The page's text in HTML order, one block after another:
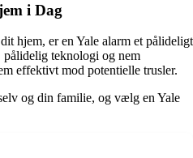
i Dag
hjem, er en Yale alarm et pålideligt
pålidelig teknologi og nem
effektivt mod potentielle trusler.
og din familie, og vælg en Yale